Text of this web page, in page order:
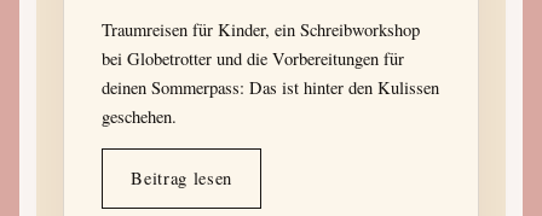
Traumreisen für Kinder, ein Schreibworkshop
bei Globetrotter und die Vorbereitungen für
deinen Sommerpass: Das ist hinter den Kulissen
geschehen.
Beitrag lesen